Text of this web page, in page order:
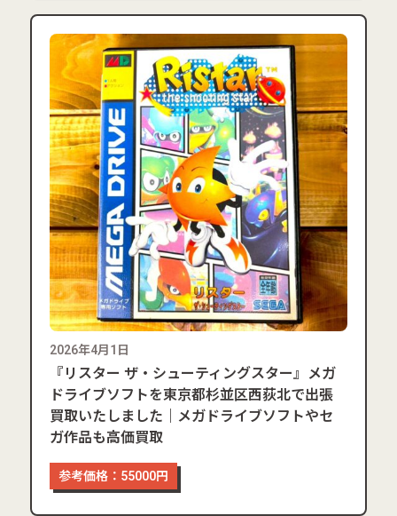
2026年4月1日
『リスター ザ・シューティングスター』メガ
ドライブソフトを東京都杉並区西荻北で出張
買取いたしました｜メガドライブソフトやセ
ガ作品も高価買取
参考価格：55000円